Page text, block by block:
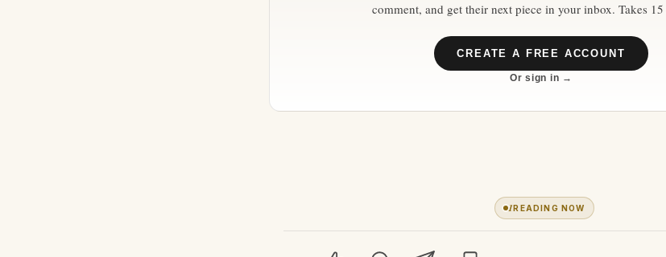
comment, and get their next piece in your inbox. Takes 15
CREATE A FREE ACCOUNT
Or sign in →
1READING NOW